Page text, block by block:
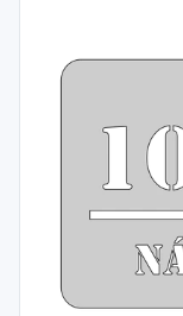
Spojovacímateriál